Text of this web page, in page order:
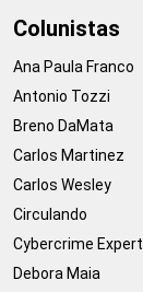
Colunistas
Ana Paula Franco
Antonio Tozzi
Breno DaMata
Carlos Martinez
Carlos Wesley
Circulando
Cybercrime Expert
Debora Maia